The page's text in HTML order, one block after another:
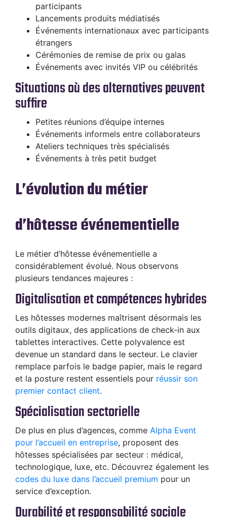
participants
Lancements produits médiatisés
Événements internationaux avec participants
étrangers
Cérémonies de remise de prix ou galas
Événements avec invités VIP ou célébrités
Situations où des alternatives peuvent
suffire
Petites réunions d’équipe internes
Événements informels entre collaborateurs
Ateliers techniques très spécialisés
Événements à très petit budget
L’évolution du métier
d’hôtesse événementielle
Le métier d’hôtesse événementielle a
considérablement évolué. Nous observons
plusieurs tendances majeures :
Digitalisation et compétences hybrides
Les hôtesses modernes maîtrisent désormais les
outils digitaux, des applications de check-in aux
tablettes interactives. Cette polyvalence est
devenue un standard dans le secteur. Le clavier
remplace parfois le badge papier, mais le regard
et la posture restent essentiels pour réussir son
premier contact client.
Spécialisation sectorielle
De plus en plus d’agences, comme Alpha Event
pour l’accueil en entreprise, proposent des
hôtesses spécialisées par secteur : médical,
technologique, luxe, etc. Découvrez également les
codes du luxe dans l’accueil premium pour un
service d’exception.
Durabilité et responsabilité sociale